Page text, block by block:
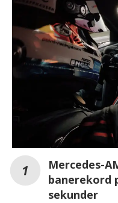
Mercedes-
banerekord
sekunder